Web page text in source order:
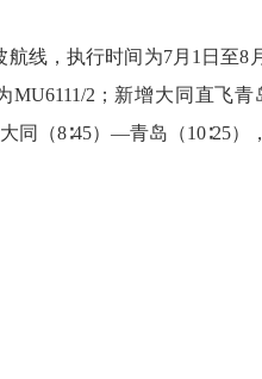
，执行时间为7月1日至8月
MU6111/2；新增大同直飞
同（8∶45）—青岛（10∶25）